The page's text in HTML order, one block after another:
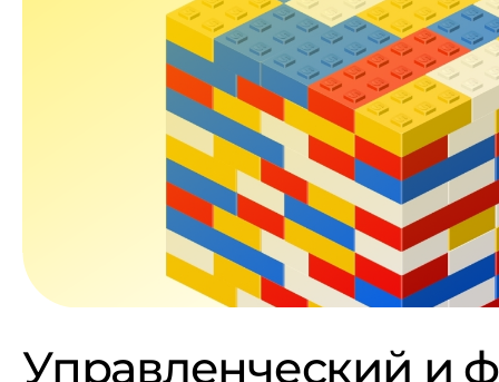
Управленческий и